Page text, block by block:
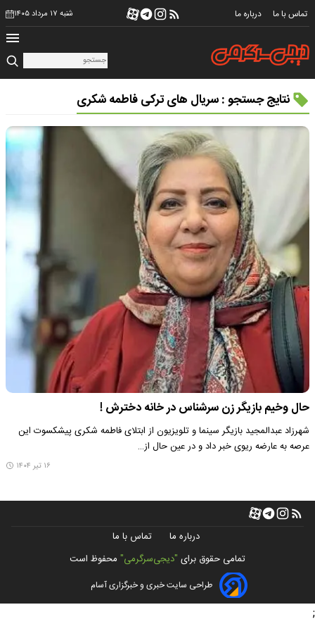
تماس با ما درباره ما شنبه ۱۷ مرداد ۱۴۰۵
نتایج جستجو : سریال های ترکی فاطمه شکری
حال وخیم بازیگر زن سرشناس در خانه دخترش !
شهرزاد عبدالمجید بازیگر سینما و تلویزیون از ابتلای فاطمه شکری‌ پیشکسوت این
عرصه به عارضه ریوی خبر داد و در عین حال از…
۱۶ تیر ۱۴۰۴
درباره ما
تماس با ما
تمامی حقوق برای "دیجی‌سرگرمی" محفوظ است
طراحی سایت خبری و خبرگزاری آسام
;